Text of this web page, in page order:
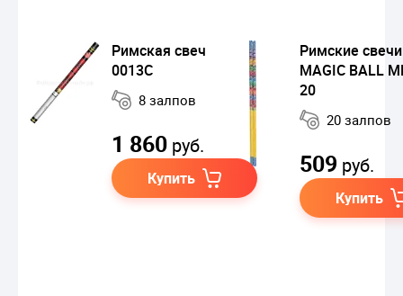
Римская свеча GWL-
0013C
8 залпов
1 860 руб.
Купить
Римские свечи
MAGIC BALL
20
20 залпов
509 руб.
Купить